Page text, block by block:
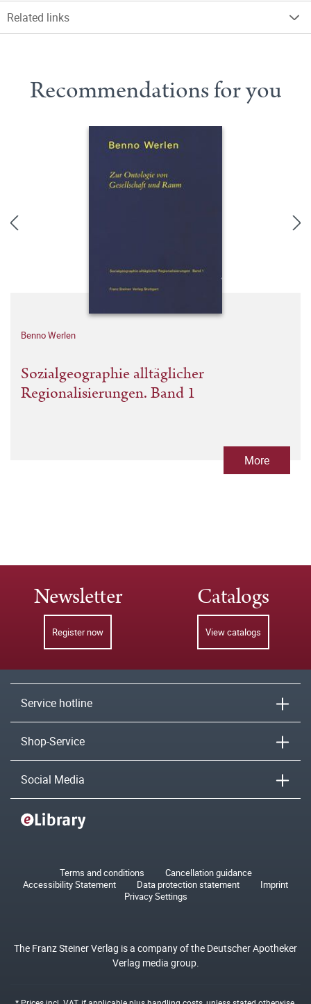
Related links
Recommendations for you
Benno Werlen
Sozialgeographie alltäglicher
Regionalisierungen. Band 1
More
Newsletter
Register now
Catalogs
View catalogs
Service hotline
Shop-Service
Social Media
Terms and conditions
Cancellation guidance
Accessibility Statement
Data protection statement
Imprint
Privacy Settings
The Franz Steiner Verlag is a company of the Deutscher Apotheker
Verlag media group.